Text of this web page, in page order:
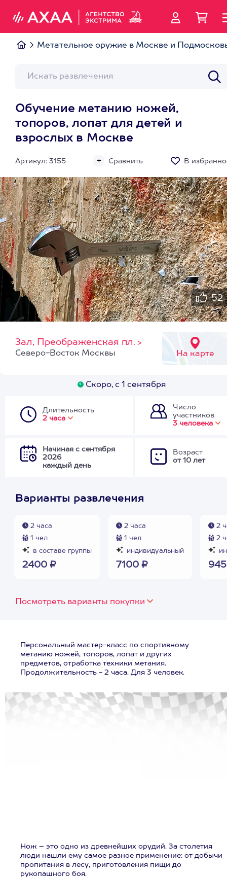
Метательное оружие в Москве и
Обучение метанию ножей,
топоров, лопат для детей и
взрослых в Москве
Артикул: 3155 Сравнить В
52
Зал, Преображенская пл. >
На карте
Северо-Восток Москвы
Скоро, с 1 сентября
Длительность
2 часа
Число
участников
3 человека
Начиная с сентября
2026
каждый день
Возраст
от 10 лет
Варианты развлечения
2 часа
1 чел
в составе группы
2400 ₽
2 часа
1 чел
индивидуальный
7100 ₽
2
2
Посмотреть варианты покупки
Персональный мастер-класс по спортивному
метанию ножей, топоров, лопат и других
предметов, отработка техники метания.
Продолжительность - 2 часа. Для 3 человек.
Нож – это одно из древнейших орудий. За столетия
люди нашли ему самое разное применение: от добычи
пропитания в лесу, приготовления пищи до
рукопашного боя.